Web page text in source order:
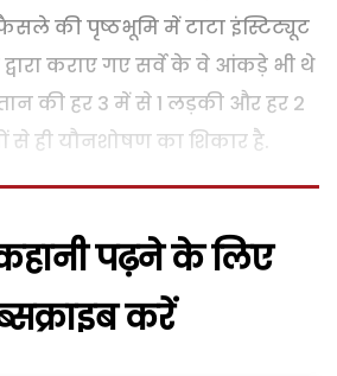
की पृष्ठभूमि में टाटा इंस्टिट्यूट
कराए गए सर्वे के वे आंकड़े भी थे
की हर 3 में से 1 लड़की और हर 2
से ही यौनशोषण का शिकार है.
पढ़ने के लिए
करें